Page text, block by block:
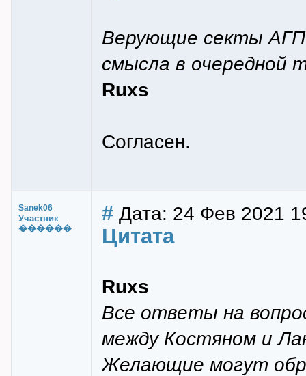
Верующие секты
смысла в очередной
Ruxs
Согласен.
Sanek06
Участник
������
# Дата: 24 Фев 2021
Цитата
Ruxs
Все ответы на
между Костяном и
Желающие могут